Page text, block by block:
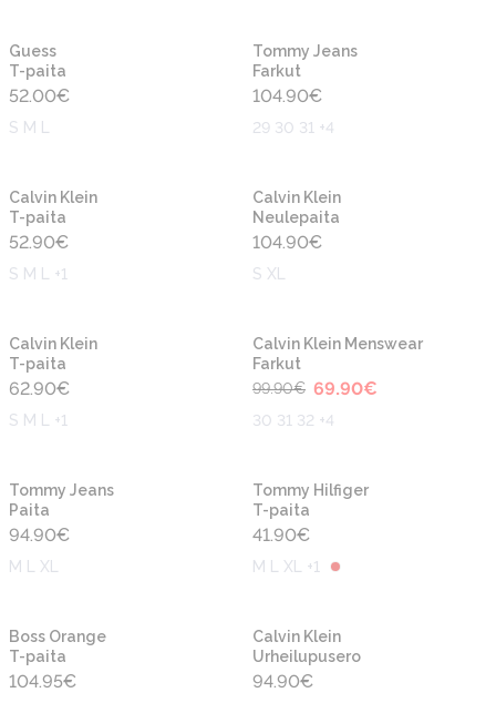
Guess
T-paita
52.00€
S M L
Tommy Jeans
Farkut
104.90€
29 30 31 +4
Calvin Klein
T-paita
52.90€
S M L +1
Calvin Klein
Neulepaita
104.90€
S XL
Calvin Klein
T-paita
62.90€
S M L +1
-30%
Calvin Klein Menswear
Farkut
99.90€ 69.90€
30 31 32 +4
Tommy Jeans
Paita
94.90€
M L XL
Tommy Hilfiger
T-paita
41.90€
M L XL +1
Boss Orange
T-paita
104.95€
Calvin Klein
Urheilupusero
94.90€